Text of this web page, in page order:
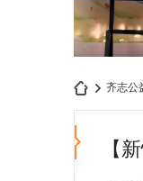
犯错并
齐志公
【